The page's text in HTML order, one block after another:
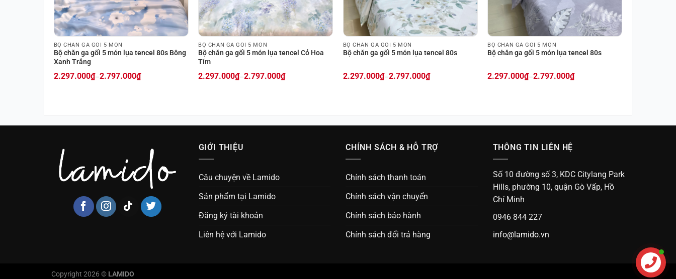
BỘ CHĂN GA GỐI 5 MÓN
Bộ chăn ga gối 5 món lụa tencel 80s Bông
Xanh Trắng
2.297.000₫–2.797.000₫
Price
BỘ CHĂN GA GỐI 5 MÓN
Bộ chăn ga gối 5 món lụa tencel Cỏ Hoa
Tím
2.297.000₫–2.797.000₫
Price
BỘ CHĂN GA GỐI 5 MÓN
Bộ chăn ga gối 5 món lụa tencel 80s
2.297.000₫–2.797.000₫
Price
BỘ CHĂN GA GỐI 5 MÓN
Bộ chăn ga gối 5 món lụa tencel 80s
2.297.000₫–2.797.000₫
Price
GIỚI THIỆU
Câu chuyện về Lamido
Sản phẩm tại Lamido
Đăng ký tài khoản
Liên hệ với Lamido
CHÍNH SÁCH & HỖ TRỢ
Chính sách thanh toán
Chính sách vận chuyển
Chính sách bảo hành
Chính sách đổi trả hàng
THÔNG TIN LIÊN HỆ
Số 10 đường số 3, KDC Citylang Park
Hills, phường 10, quận Gò Vấp, Hồ
Chí Minh
0946 844 227
info@lamido.vn
Copyright 2026 © LAMIDO